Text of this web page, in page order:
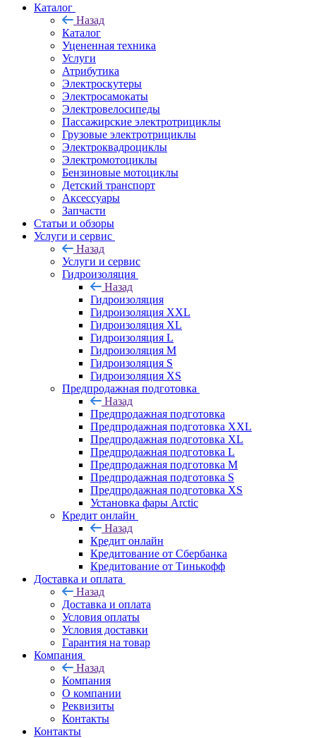
Каталог
Назад
Каталог
Уцененная техника
Услуги
Атрибутика
Электроскутеры
Электросамокаты
Электровелосипеды
Пассажирские электротрициклы
Грузовые электротрициклы
Электроквадроциклы
Электромотоциклы
Бензиновые мотоциклы
Детский транспорт
Аксессуары
Запчасти
Статьи и обзоры
Услуги и сервис
Назад
Услуги и сервис
Гидроизоляция
Назад
Гидроизоляция
Гидроизоляция XXL
Гидроизоляция XL
Гидроизоляция L
Гидроизоляция M
Гидроизоляция S
Гидроизоляция XS
Предпродажная подготовка
Назад
Предпродажная подготовка
Предпродажная подготовка XXL
Предпродажная подготовка XL
Предпродажная подготовка L
Предпродажная подготовка M
Предпродажная подготовка S
Предпродажная подготовка XS
Установка фары Arctic
Кредит онлайн
Назад
Кредит онлайн
Кредитование от Сбербанка
Кредитование от Тинькофф
Доставка и оплата
Назад
Доставка и оплата
Условия оплаты
Условия доставки
Гарантия на товар
Компания
Назад
Компания
О компании
Реквизиты
Контакты
Контакты